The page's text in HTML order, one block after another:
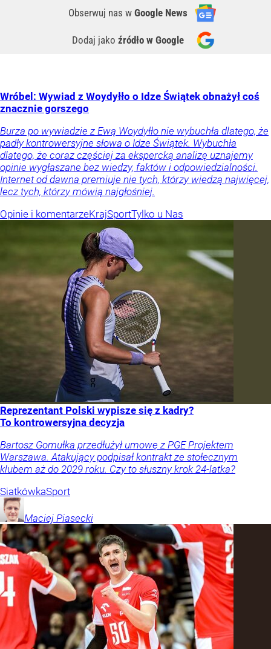
Obserwuj nas w Google News
Dodaj jako źródło w Google
Wróbel: Wywiad z Woydyłło o Idze Świątek obnażył coś
znacznie gorszego
Burza po wywiadzie z Ewą Woydyłło nie wybuchła dlatego, że
padły kontrowersyjne słowa o Idze Świątek. Wybuchła
dlatego, że coraz częściej za ekspercką analizę uznajemy
opinie wygłaszane bez wiedzy, faktów i odpowiedzialności.
Internet od dawna premiuje nie tych, którzy wiedzą najwięcej,
lecz tych, którzy mówią najgłośniej.
Opinie i komentarzeKrajSportTylko u Nas
Reprezentant Polski wypisze się z kadry?
To kontrowersyjna decyzja
Bartosz Gomułka przedłużył umowę z PGE Projektem
Warszawa. Atakujący podpisał kontrakt ze stołecznym
klubem aż do 2029 roku. Czy to słuszny krok 24-latka?
SiatkówkaSport
Maciej Piasecki